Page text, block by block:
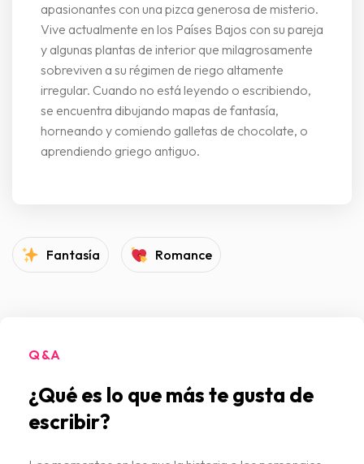
apasionantes con una pizca generosa de misterio.
Vive actualmente en los Países Bajos con su pareja
y algunas plantas de interior que milagrosamente
sobreviven a su régimen de riego altamente
irregular. Cuando no está leyendo o escribiendo,
se encuentra dibujando mapas de fantasía,
horneando y comiendo galletas de chocolate, o
aprendiendo griego antiguo.
Fantasía Romance
Q&A
¿Qué es lo que más te gusta de
escribir?